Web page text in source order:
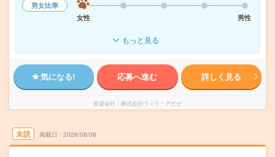
男女比率
女性
男性
もっと見る
気になる! 応募へ進む 詳しく見る
派遣会社 株式会社ヴィラ・アビゼ
未読 掲載日 2026/08/08